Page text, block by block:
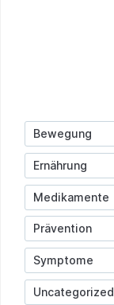
Bewegung
Ernährung
Medikamente
Prävention
Symptome
Uncategorized